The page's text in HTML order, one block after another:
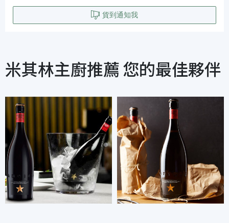
貨到通知我
米其林主廚推薦 您的最佳夥伴